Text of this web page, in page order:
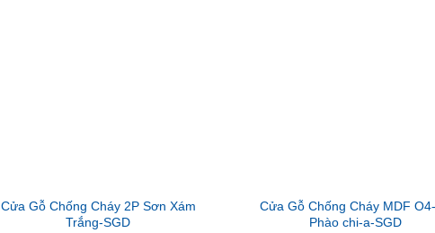
Cửa Gỗ Chống Cháy 2P Sơn Xám
Trắng-SGD
Cửa Gỗ Chống Cháy MDF
Phào chi-a-SGD